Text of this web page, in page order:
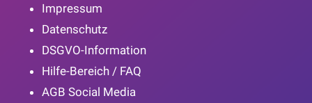
Impressum
Datenschutz
DSGVO-Information
Hilfe-Bereich / FAQ
AGB Social Media